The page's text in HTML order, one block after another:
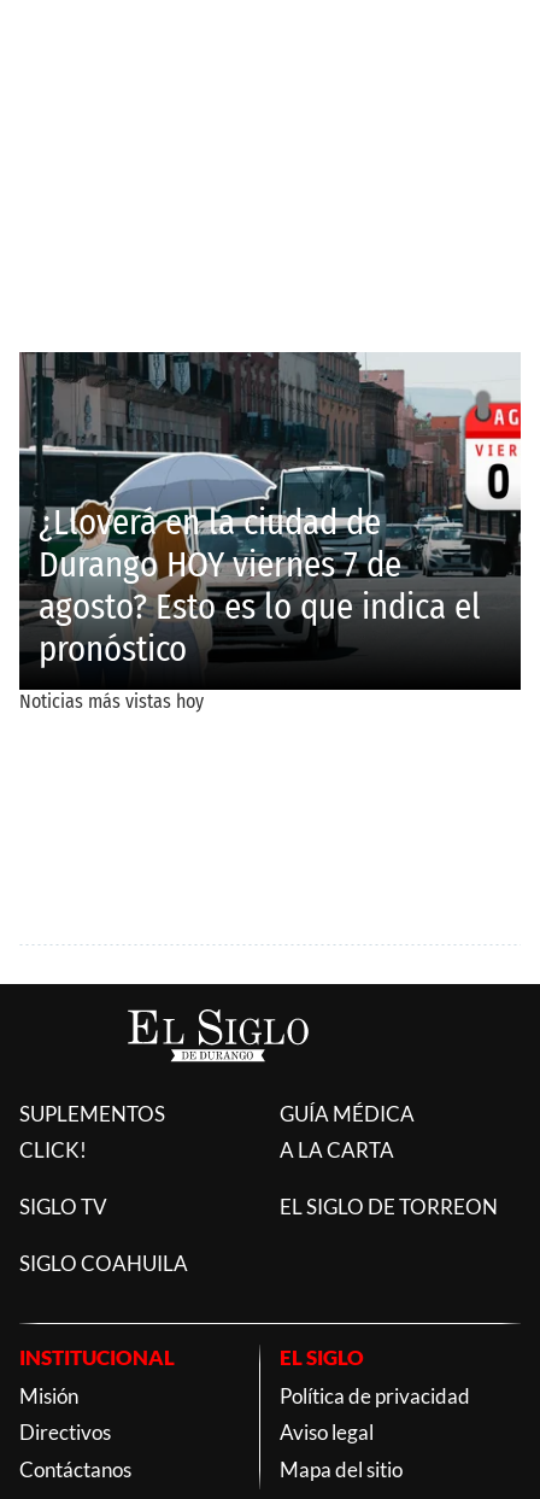
SUPLEMENTOS
CLICK!
GUÍA MÉDICA
A LA CARTA
SIGLO TV EL SIGLO DE TORREON
SIGLO COAHUILA
INSTITUCIONAL
Misión
Directivos
Contáctanos
EL SIGLO
Política de privacidad
Aviso legal
Mapa del sitio